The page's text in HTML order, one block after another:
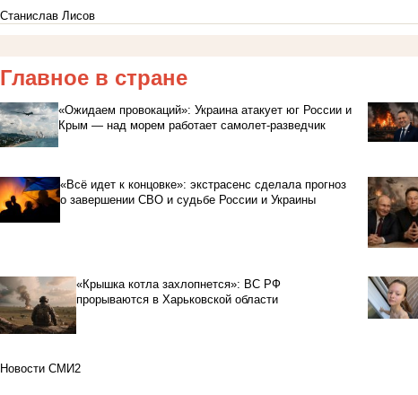
Станислав Лисов
Главное в стране
«Ожидаем провокаций»: Украина атакует юг России и
Крым — над морем работает самолет-разведчик
«Всё идет к концовке»: экстрасенс сделала прогноз
о завершении СВО и судьбе России и Украины
«Крышка котла захлопнется»: ВС РФ
прорываются в Харьковской области
Новости СМИ2